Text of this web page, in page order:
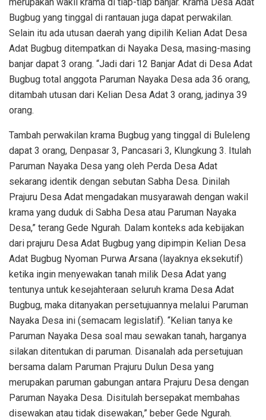
Bugbug yang tinggal di rantauan juga dapat perwakilan.
Selain itu ada utusan daerah yang dipilih Kelian Adat Desa
Adat Bugbug ditempatkan di Nayaka Desa, masing-masing
banjar dapat 3 orang. “Jadi dari 12 Banjar Adat di Desa Adat
Bugbug total anggota Paruman Nayaka Desa ada 36 orang,
ditambah utusan dari Kelian Desa Adat 3 orang, jadinya 39
orang.
Tambah perwakilan krama Bugbug yang tinggal di Buleleng
dapat 3 orang, Denpasar 3, Pancasari 3, Klungkung 3. Itulah
Paruman Nayaka Desa yang oleh Perda Desa Adat
sekarang identik dengan sebutan Sabha Desa. Dinilah
Prajuru Desa Adat mengadakan musyarawah dengan wakil
krama yang duduk di Sabha Desa atau Paruman Nayaka
Desa,” terang Gede Ngurah. Dalam konteks ada kebijakan
dari prajuru Desa Adat Bugbug yang dipimpin Kelian Desa
Adat Bugbug Nyoman Purwa Arsana (layaknya eksekutif)
ketika ingin menyewakan tanah milik Desa Adat yang
tentunya untuk kesejahteraan seluruh krama Desa Adat
Bugbug, maka ditanyakan persetujuannya melalui Paruman
Nayaka Desa ini (semacam legislatif). “Kelian tanya ke
Paruman Nayaka Desa soal mau sewakan tanah, harganya
silakan ditentukan di paruman. Disanalah ada persetujuan
bersama dalam Paruman Prajuru Dulun Desa yang
merupakan paruman gabungan antara Prajuru Desa dengan
Paruman Nayaka Desa. Disitulah bersepakat membahas
disewakan atau tidak disewakan,” beber Gede Ngurah.